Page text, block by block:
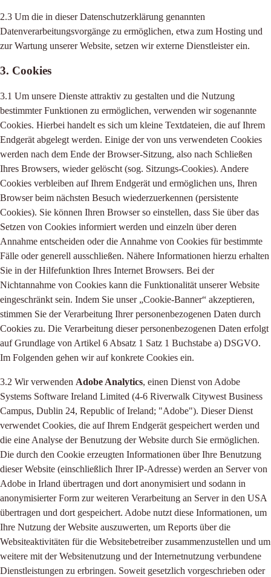
2.3 Um die in dieser Datenschutzerklärung genannten
Datenverarbeitungsvorgänge zu ermöglichen, etwa zum Hosting und
zur Wartung unserer Website, setzen wir externe Dienstleister ein.
3. Cookies
3.1 Um unsere Dienste attraktiv zu gestalten und die Nutzung
bestimmter Funktionen zu ermöglichen, verwenden wir sogenannte
Cookies. Hierbei handelt es sich um kleine Textdateien, die auf Ihrem
Endgerät abgelegt werden. Einige der von uns verwendeten Cookies
werden nach dem Ende der Browser-Sitzung, also nach Schließen
Ihres Browsers, wieder gelöscht (sog. Sitzungs-Cookies). Andere
Cookies verbleiben auf Ihrem Endgerät und ermöglichen uns, Ihren
Browser beim nächsten Besuch wiederzuerkennen (persistente
Cookies). Sie können Ihren Browser so einstellen, dass Sie über das
Setzen von Cookies informiert werden und einzeln über deren
Annahme entscheiden oder die Annahme von Cookies für bestimmte
Fälle oder generell ausschließen. Nähere Informationen hierzu erhalten
Sie in der Hilfefunktion Ihres Internet Browsers. Bei der
Nichtannahme von Cookies kann die Funktionalität unserer Website
eingeschränkt sein. Indem Sie unser „Cookie-Banner“ akzeptieren,
stimmen Sie der Verarbeitung Ihrer personenbezogenen Daten durch
Cookies zu. Die Verarbeitung dieser personenbezogenen Daten erfolgt
auf Grundlage von Artikel 6 Absatz 1 Satz 1 Buchstabe a) DSGVO.
Im Folgenden gehen wir auf konkrete Cookies ein.
3.2 Wir verwenden Adobe Analytics, einen Dienst von Adobe
Systems Software Ireland Limited (4-6 Riverwalk Citywest Business
Campus, Dublin 24, Republic of Ireland; "Adobe"). Dieser Dienst
verwendet Cookies, die auf Ihrem Endgerät gespeichert werden und
die eine Analyse der Benutzung der Website durch Sie ermöglichen.
Die durch den Cookie erzeugten Informationen über Ihre Benutzung
dieser Website (einschließlich Ihrer IP-Adresse) werden an Server von
Adobe in Irland übertragen und dort anonymisiert und sodann in
anonymisierter Form zur weiteren Verarbeitung an Server in den USA
übertragen und dort gespeichert. Adobe nutzt diese Informationen, um
Ihre Nutzung der Website auszuwerten, um Reports über die
Websiteaktivitäten für die Websitebetreiber zusammenzustellen und um
weitere mit der Websitenutzung und der Internetnutzung verbundene
Dienstleistungen zu erbringen. Soweit gesetzlich vorgeschrieben oder